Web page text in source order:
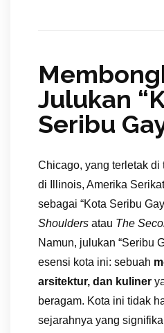
Julukan
Seribu
Chicago, yang terletak di
di Illinois, Amerika
sebagai “Kota Seribu
Shoulders atau The
Namun, julukan “Seribu
esensi kota ini: sebuah
arsitektur, dan kuliner
beragam. Kota ini tidak
sejarahnya yang